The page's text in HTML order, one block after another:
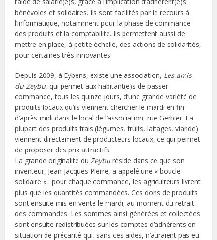
bénévoles et solidaires. Ils sont facilités par le recours à
l’informatique, notamment pour la phase de commande
des produits et la comptabilité. Ils permettent aussi de
mettre en place, à petite échelle, des actions de solidarités,
pour certaines très innovantes.
Depuis 2009, à Eybens, existe une association, Les amis
du Zeybu, qui permet aux habitant(e)s de passer
commande, tous les quinze jours, d’une grande variété de
produits locaux qu’ils viennent chercher le mardi en fin
d’après-midi dans le local de l’association, rue Gerbier. La
plupart des produits frais (légumes, fruits, laitages, viande)
viennent directement de producteurs locaux, ce qui permet
de proposer des prix attractifs.
La grande originalité du Zeybu réside dans ce que son
inventeur, Jean-Jacques Pierre, a appelé une « boucle
solidaire » : pour chaque commande, les agriculteurs livrent
plus que les quantités commandées. Ces dons de produits
sont ensuite mis en vente le mardi, au moment du retrait
des commandes. Les sommes ainsi générées et collectées
sont ensuite redistribuées sur les comptes d’adhérents en
situation de précarité qui, sans ces aides, n’auraient pas eu